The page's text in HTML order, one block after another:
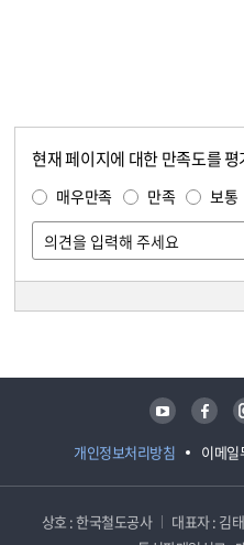
현재 페이지에 대한 만족도를
매우만족 만족 보통
개인정보처리방침 이메
유튜브 페이스북
상호 : 한국철도공사 대표자 : 김